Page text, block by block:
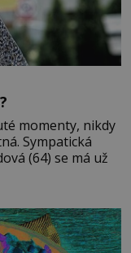
momenty, nikdy
(64) se má už